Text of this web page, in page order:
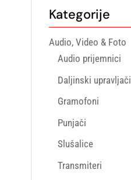
Kategorije
Audio, Video & Foto
Audio prijemnici
Daljinski upravljači
Gramofoni
Punjači
Slušalice
Transmiteri